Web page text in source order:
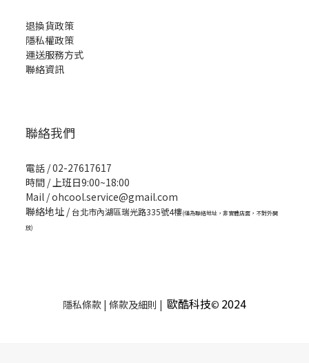
退換貨政策
隱私權政策
運送服務方式
聯絡資訊
聯絡我們
電話 / 02-27617617
時間 / 上班日9:00~18:00
Mail / ohcool.service@gmail.com
聯絡地址 /台北市內湖區瑞光路335號4樓(僅為聯絡地址，非實體店面，不對外開
放)
隱私條款 | 條款及細則 | 歐酷科技© 2024